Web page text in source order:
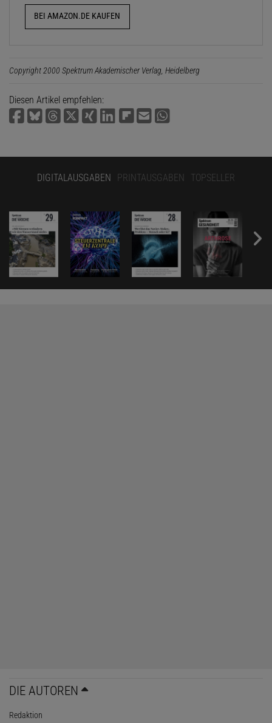
BEI AMAZON.DE KAUFEN
Copyright 2000 Spektrum Akademischer Verlag, Heidelberg
Diesen Artikel empfehlen:
DIGITALAUSGABEN PRINTAUSGABEN TOPSELLER
DIE AUTOREN
Redaktion